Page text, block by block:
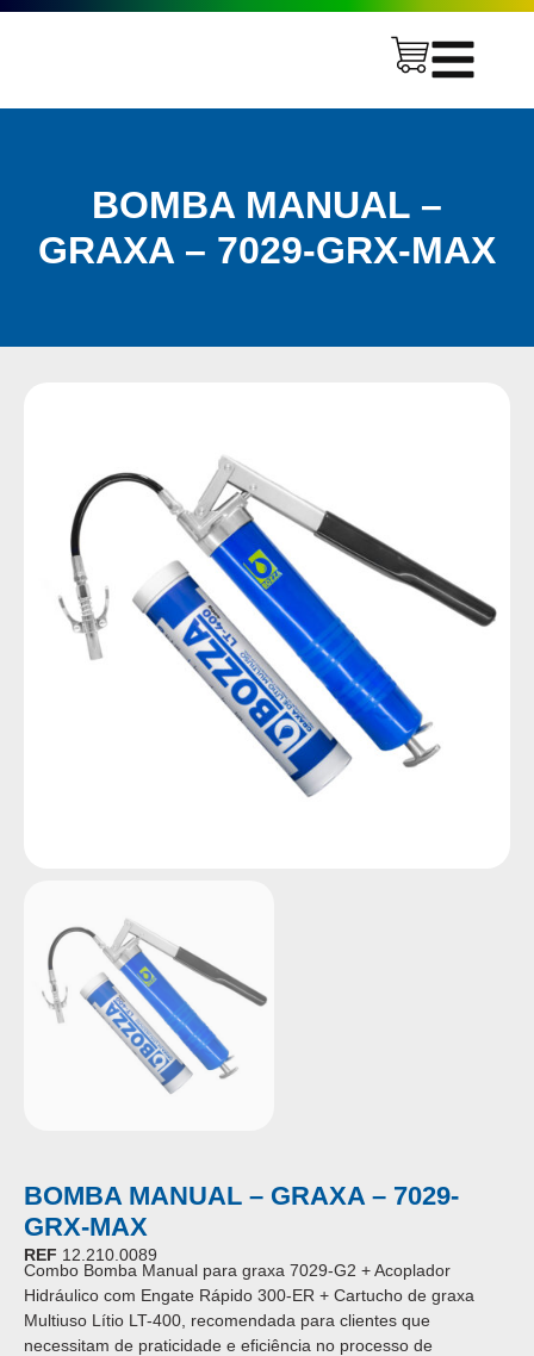
BOMBA MANUAL –
GRAXA – 7029-GRX-MAX
BOMBA MANUAL – GRAXA – 7029-
GRX-MAX
REF 12.210.0089
Combo Bomba Manual para graxa 7029-G2 + Acoplador
Hidráulico com Engate Rápido 300-ER + Cartucho de graxa
Multiuso Lítio LT-400, recomendada para clientes que
necessitam de praticidade e eficiência no processo de